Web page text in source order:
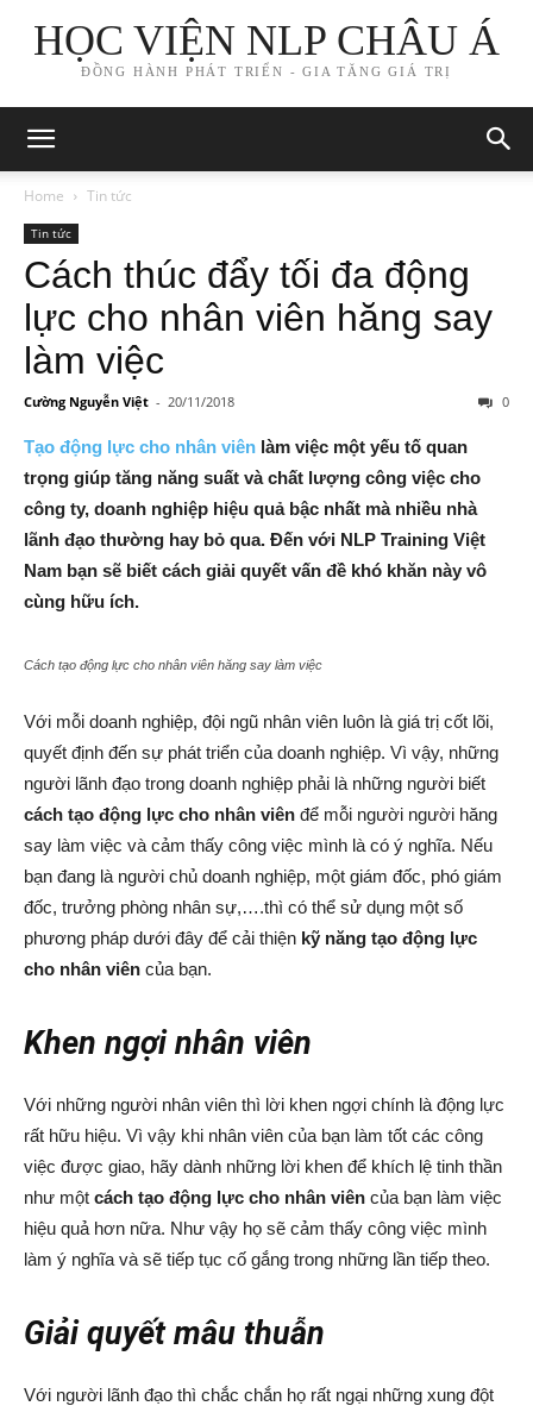
HỌC VIỆN NLP CHÂU Á
ĐỒNG HÀNH PHÁT TRIỂN - GIA TĂNG GIÁ TRỊ
Home Tin tức
Tin tức
Cách thúc đẩy tối đa động
lực cho nhân viên hăng say
làm việc
Cường Nguyễn Việt - 20/11/2018 0
Tạo động lực cho nhân viên làm việc một yếu tố quan
trọng giúp tăng năng suất và chất lượng công việc cho
công ty, doanh nghiệp hiệu quả bậc nhất mà nhiều nhà
lãnh đạo thường hay bỏ qua. Đến với NLP Training Việt
Nam bạn sẽ biết cách giải quyết vấn đề khó khăn này vô
cùng hữu ích.
Cách tạo động lực cho nhân viên hăng say làm việc
Với mỗi doanh nghiệp, đội ngũ nhân viên luôn là giá trị cốt lõi,
quyết định đến sự phát triển của doanh nghiệp. Vì vậy, những
người lãnh đạo trong doanh nghiệp phải là những người biết
cách tạo động lực cho nhân viên để mỗi người người hăng
say làm việc và cảm thấy công việc mình là có ý nghĩa. Nếu
bạn đang là người chủ doanh nghiệp, một giám đốc, phó giám
đốc, trưởng phòng nhân sự,….thì có thể sử dụng một số
phương pháp dưới đây để cải thiện kỹ năng tạo động lực
cho nhân viên của bạn.
Khen ngợi nhân viên
Với những người nhân viên thì lời khen ngợi chính là động lực
rất hữu hiệu. Vì vậy khi nhân viên của bạn làm tốt các công
việc được giao, hãy dành những lời khen để khích lệ tinh thần
như một cách tạo động lực cho nhân viên của bạn làm việc
hiệu quả hơn nữa. Như vậy họ sẽ cảm thấy công việc mình
làm ý nghĩa và sẽ tiếp tục cố gắng trong những lần tiếp theo.
Giải quyết mâu thuẫn
Với người lãnh đạo thì chắc chắn họ rất ngại những xung đột